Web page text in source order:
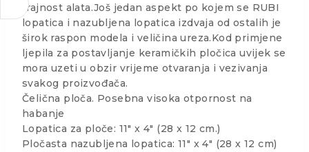
trajnost alata.Još jedan aspekt po kojem se RUBI
lopatica i nazubljena lopatica izdvaja od ostalih je
širok raspon modela i veličina ureza.Kod primjene
ljepila za postavljanje keramičkih pločica uvijek se
mora uzeti u obzir vrijeme otvaranja i vezivanja
svakog proizvođača.
Čelična ploča. Posebna visoka otpornost na
habanje
Lopatica za ploče: 11″ x 4″ (28 x 12 cm.)
Pločasta nazubljena lopatica: 11″ x 4″ (28 x 12 cm)